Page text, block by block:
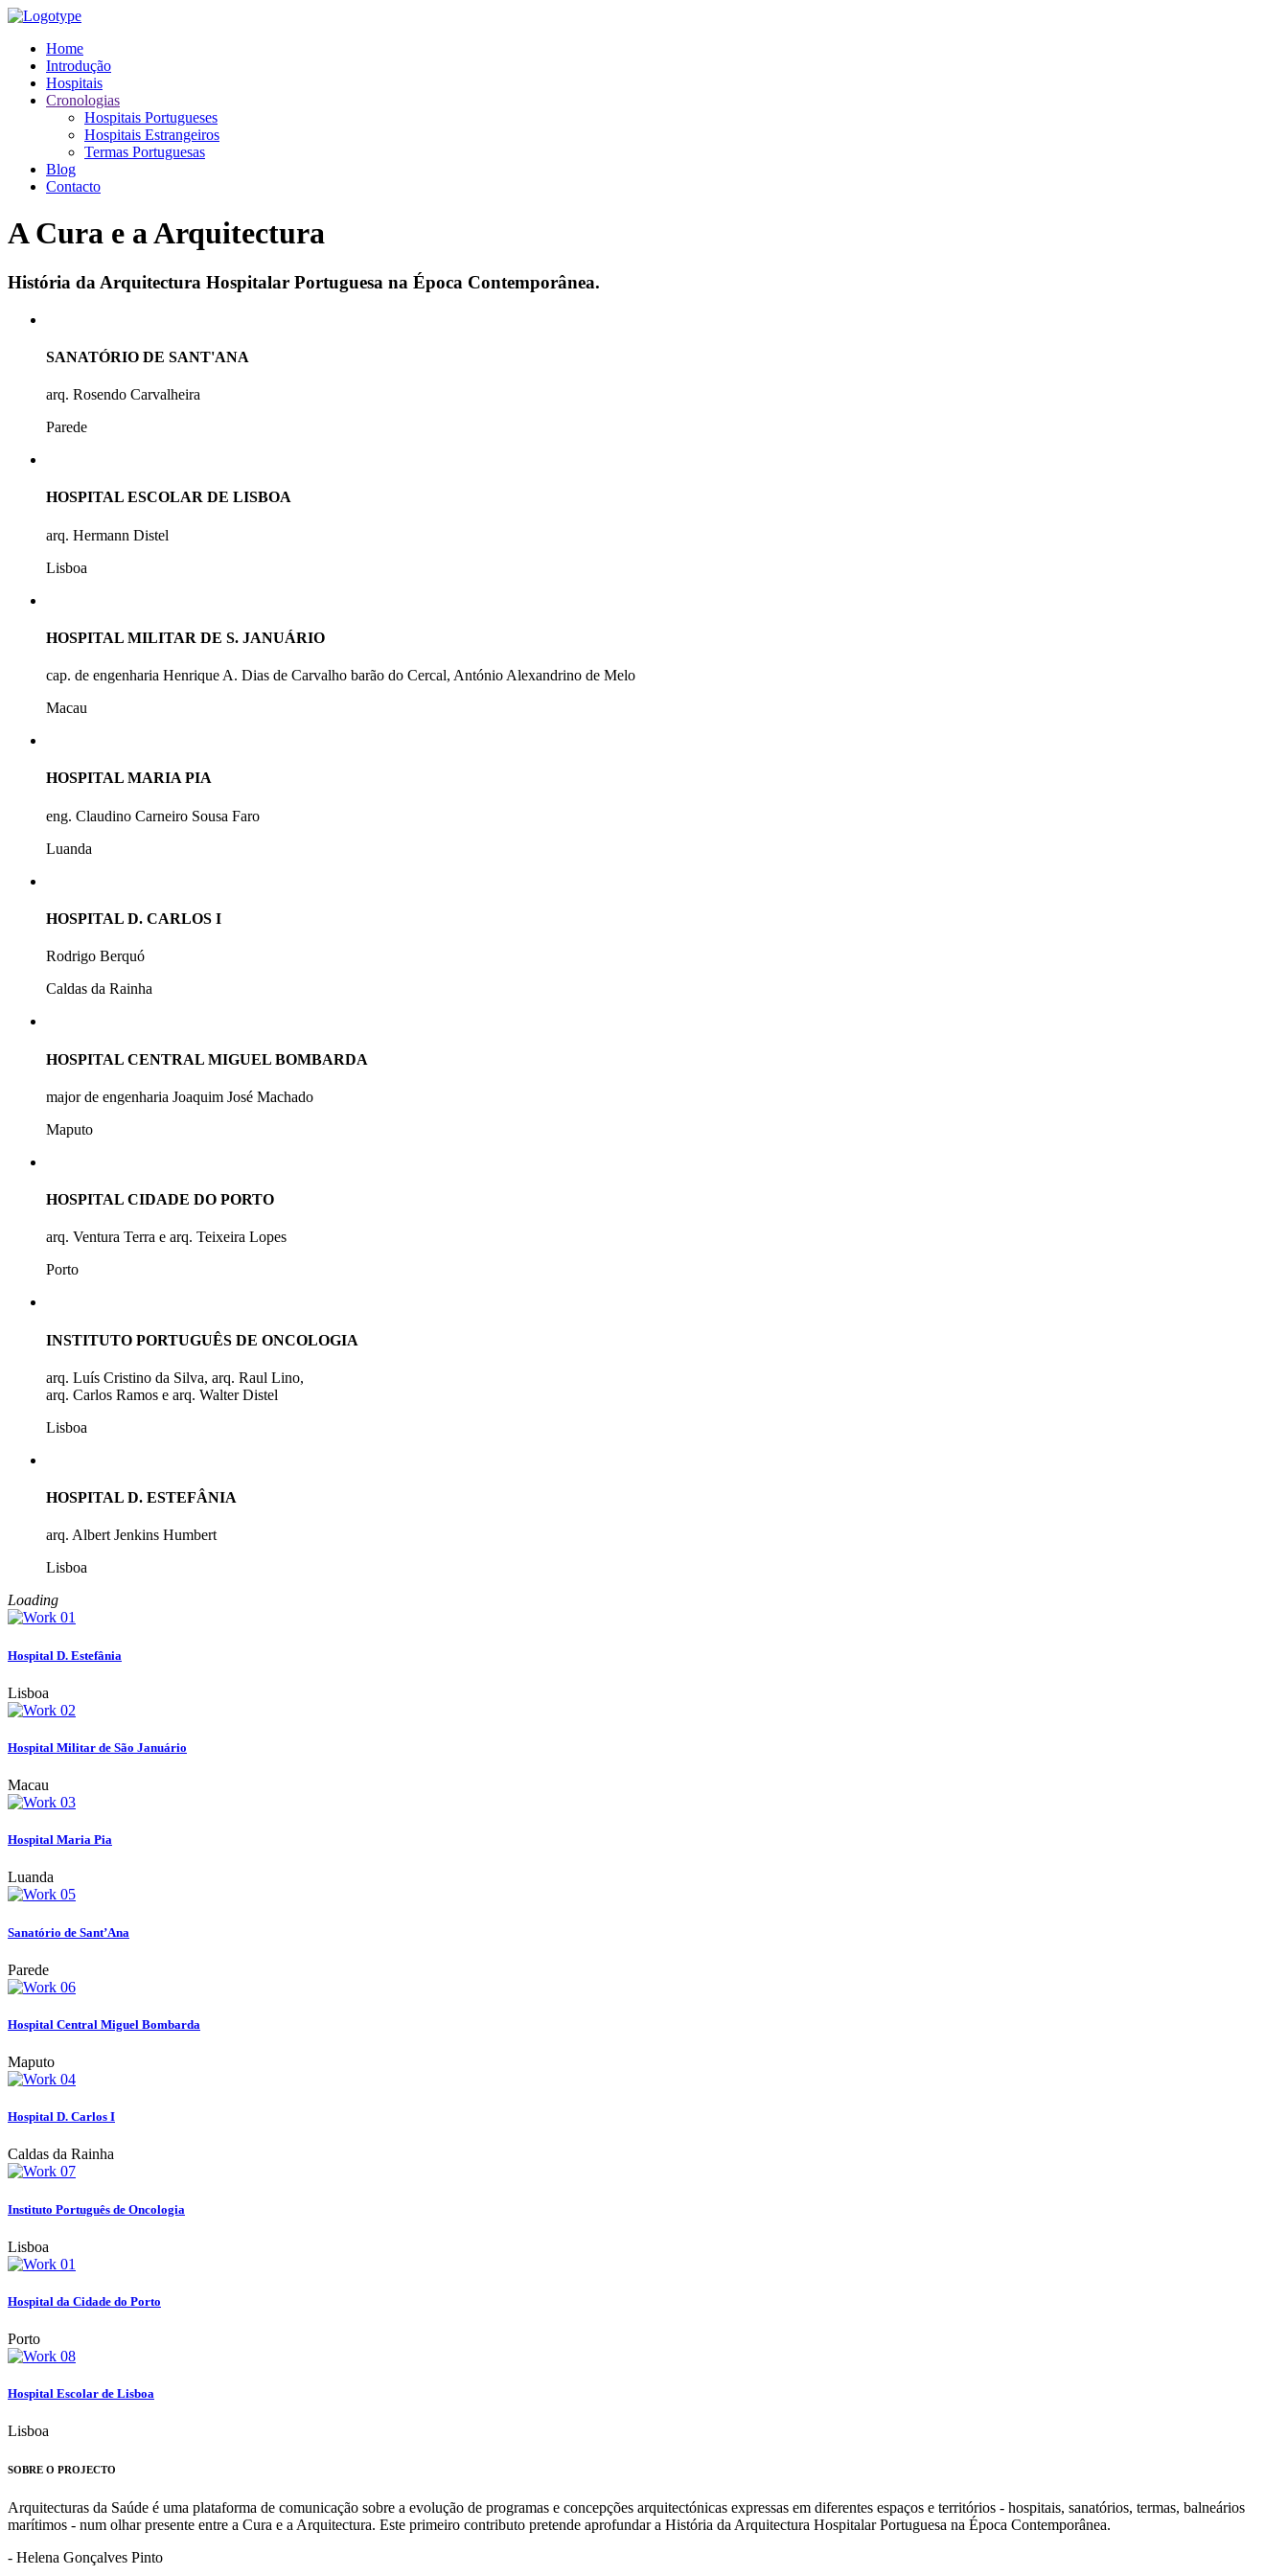
Home
Introdução
Hospitais
Cronologias
Hospitais Portugueses
Hospitais Estrangeiros
Termas Portuguesas
Blog
Contacto
A Cura e a Arquitectura
História da Arquitectura Hospitalar Portuguesa na Época Contemporânea.
SANATÓRIO DE SANT'ANA
arq. Rosendo Carvalheira
Parede
HOSPITAL ESCOLAR DE LISBOA
arq. Hermann Distel
Lisboa
HOSPITAL MILITAR DE S. JANUÁRIO
cap. de engenharia Henrique A. Dias de Carvalho barão do Cercal, António Alexandrino de Melo
Macau
HOSPITAL MARIA PIA
eng. Claudino Carneiro Sousa Faro
Luanda
HOSPITAL D. CARLOS I
Rodrigo Berquó
Caldas da Rainha
HOSPITAL CENTRAL MIGUEL BOMBARDA
major de engenharia Joaquim José Machado
Maputo
HOSPITAL CIDADE DO PORTO
arq. Ventura Terra e arq. Teixeira Lopes
Porto
INSTITUTO PORTUGUÊS DE ONCOLOGIA
arq. Luís Cristino da Silva, arq. Raul Lino,
arq. Carlos Ramos e arq. Walter Distel
Lisboa
HOSPITAL D. ESTEFÂNIA
arq. Albert Jenkins Humbert
Lisboa
Loading
Hospital D. Estefânia
Lisboa
Hospital Militar de São Januário
Macau
Hospital Maria Pia
Luanda
Sanatório de Sant’Ana
Parede
Hospital Central Miguel Bombarda
Maputo
Hospital D. Carlos I
Caldas da Rainha
Instituto Português de Oncologia
Lisboa
Hospital da Cidade do Porto
Porto
Hospital Escolar de Lisboa
Lisboa
SOBRE O PROJECTO
Arquitecturas da Saúde é uma plataforma de comunicação sobre a evolução de programas e concepções arquitectónicas expressas em diferentes espaços e territórios - hospitais, sanatórios, termas, balneários
marítimos - num olhar presente entre a Cura e a Arquitectura. Este primeiro contributo pretende aprofundar a História da Arquitectura Hospitalar Portuguesa na Época Contemporânea.
- Helena Gonçalves Pinto